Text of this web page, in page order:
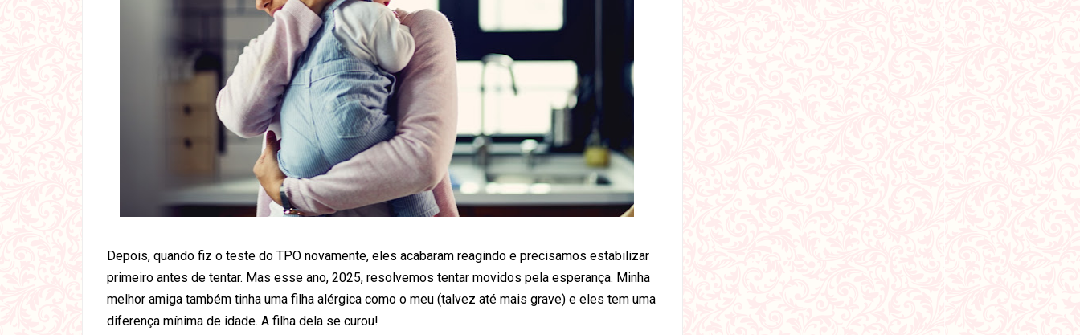
Depois, quando fiz o teste do TPO novamente, eles acabaram reagindo e precisamos estabilizar
primeiro antes de tentar. Mas esse ano, 2025, resolvemos tentar movidos pela esperança. Minha
melhor amiga também tinha uma filha alérgica como o meu (talvez até mais grave) e eles tem uma
diferença mínima de idade. A filha dela se curou!